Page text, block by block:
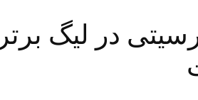
در لیگ